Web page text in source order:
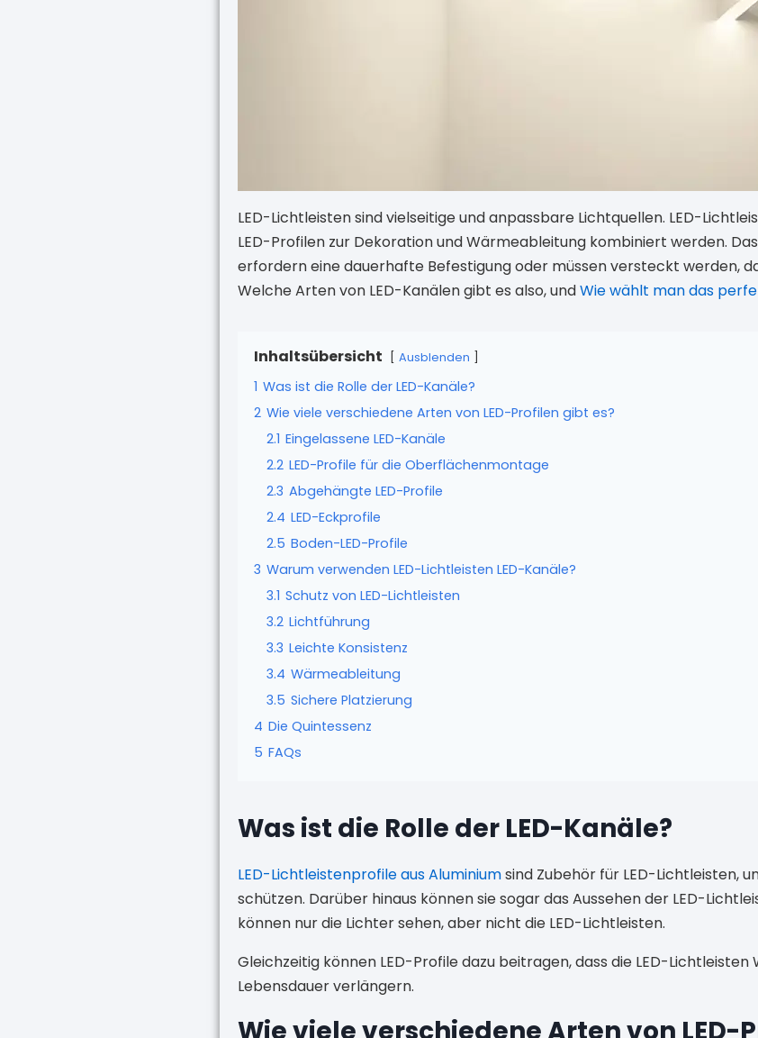
LED-Lichtleisten sind vielseitige und anpassbare Lichtquellen. LED-
LED-Profilen zur Dekoration und Wärmeableitung kombiniert werden.
erfordern eine dauerhafte Befestigung oder müssen versteckt werden,
Welche Arten von LED-Kanälen gibt es also, undWie wählt man das
Inhaltsübersicht Ausblenden
1 Was ist die Rolle der LED-Kanäle?
2 Wie viele verschiedene Arten von LED-Profilen gibt es?
2.1 Eingelassene LED-Kanäle
2.2 LED-Profile für die Oberflächenmontage
2.3 Abgehängte LED-Profile
2.4 LED-Eckprofile
2.5 Boden-LED-Profile
3 Warum verwenden LED-Lichtleisten LED-Kanäle?
3.1 Schutz von LED-Lichtleisten
3.2 Lichtführung
3.3 Leichte Konsistenz
3.4 Wärmeableitung
3.5 Sichere Platzierung
4 Die Quintessenz
5 FAQs
Was ist die Rolle der LED-Kanäle?
LED-Lichtleistenprofile aus Aluminiumsind Zubehör für LED-Lichtleisten,
schützen. Darüber hinaus können sie sogar das Aussehen der LED-
können nur die Lichter sehen, aber nicht die LED-Lichtleisten.
Gleichzeitig können LED-Profile dazu beitragen, dass die LED-
Lebensdauer verlängern.